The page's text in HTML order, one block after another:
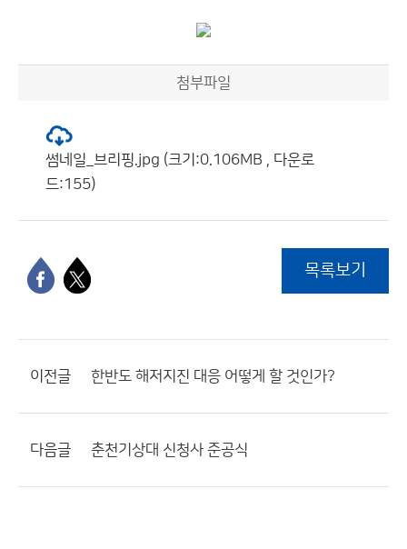
첨부파일
썸네일_브리핑.jpg (크기:0.106MB , 다운로
드:155)
목록보기
이전글 한반도 해저지진 대응 어떻게 할 것인가?
다음글 춘천기상대 신청사 준공식